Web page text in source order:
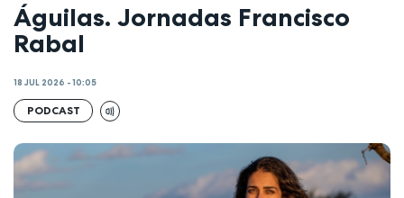
Águilas. Jornadas Francisco
Rabal
18 JUL 2026 - 10:05
PODCAST